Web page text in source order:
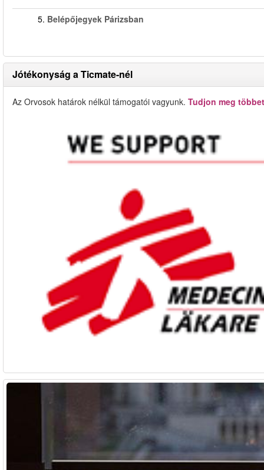
5. Belépőjegyek Párizsban
Jótékonyság a Ticmate-nél
Az Orvosok határok nélkül támogatói vagyunk. Tudjon meg